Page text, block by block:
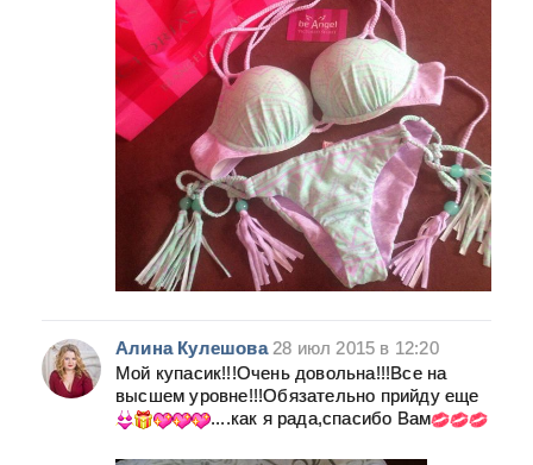
Алина Кулешова 28 июл 2015 в 12:20
Мой купасик!!!Очень довольна!!!Все на
высшем уровне!!!Обязательно прийду еще
....как я рада,спасибо Вам